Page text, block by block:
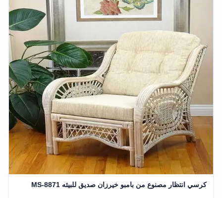
كرسي انتظار مصنوع من بامبو خيرزان صديق للبيئه MS-8871